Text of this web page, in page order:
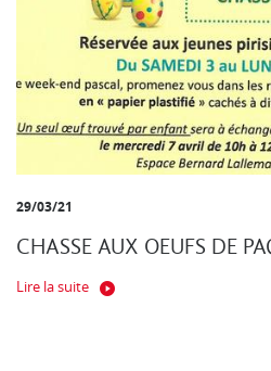
29/03/21
CHASSE AUX OEUFS DE
Lire la suite